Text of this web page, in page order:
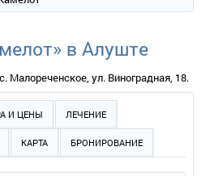
в Алуште
Малореченское, ул. Виноградная, 18.
И ЦЕНЫ ЛЕЧЕНИЕ
КАРТА БРОНИРОВАНИЕ